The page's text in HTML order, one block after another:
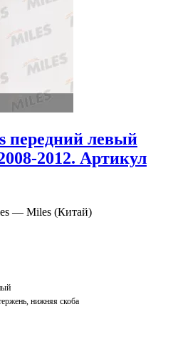
передний левый
2012. Артикул
— Miles (Китай)
нижняя скоба